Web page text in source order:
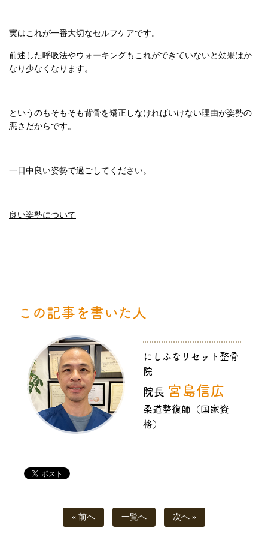
実はこれが一番大切なセルフケアです。
前述した呼吸法やウォーキングもこれができていないと効果はか
なり少なくなります。
というのもそもそも背骨を矯正しなければいけない理由が姿勢の
悪さだからです。
一日中良い姿勢で過ごしてください。
良い姿勢について
この記事を書いた人
にしふなリセット整骨
院
院長 宮島信広
柔道整復師（国家資
格）
« 前へ 一覧へ 次へ »